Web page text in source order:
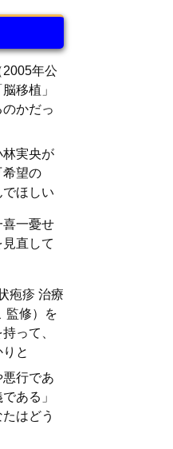
2005年公
移植」
かだっ
林実央が
希望の
ほしい
喜一憂せ
直して
疱疹 治療
監修）を
って、
と
悪行であ
ある」
はどう